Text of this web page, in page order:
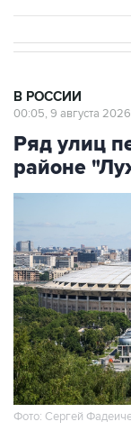
В РОССИИ
00:05, 9 августа 2026
Ряд улиц
районе
Фото: Сергей